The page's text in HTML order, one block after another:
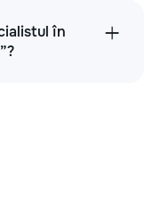
în